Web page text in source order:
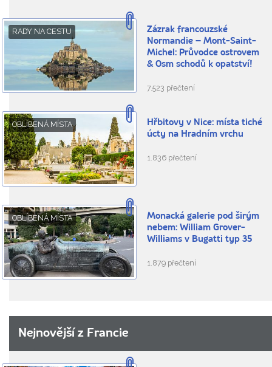
RADY NA CESTU
Zázrak francouzské
Normandie – Mont-Saint-
Michel: Průvodce ostrovem
& Osm schodů k opatství!
7.523 přečtení
OBLÍBENÁ MÍSTA
Hřbitovy v Nice: místa tiché
úcty na Hradním vrchu
1.836 přečtení
OBLÍBENÁ MÍSTA
Monacká galerie pod širým
nebem: William Grover-
Williams v Bugatti typ 35
1.879 přečtení
Nejnovější z Francie